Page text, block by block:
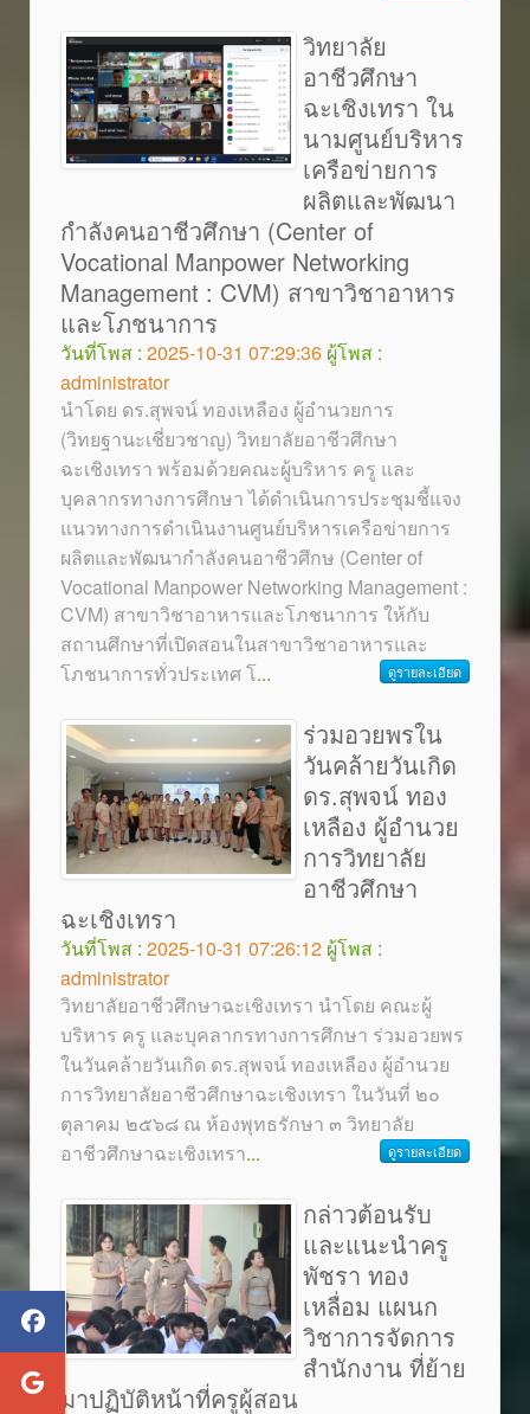
วิทยาลัย
อาชีวศึกษา
ฉะเชิงเทรา ใน
นามศูนย์บริหาร
เครือข่ายการ
ผลิตและพัฒนา
กำลังคนอาชีวศึกษา (Center of
Vocational Manpower Networking
Management : CVM) สาขาวิชาอาหาร
และโภชนาการ
วันที่โพส : 2025-10-31 07:29:36 ผู้โพส :
administrator
นำโดย ดร.สุพจน์ ทองเหลือง ผู้อำนวยการ
(วิทยฐานะเชี่ยวชาญ) วิทยาลัยอาชีวศึกษา
ฉะเชิงเทรา พร้อมด้วยคณะผู้บริหาร ครู และ
บุคลากรทางการศึกษา ได้ดำเนินการประชุมชี้แจง
แนวทางการดำเนินงานศูนย์บริหารเครือข่ายการ
ผลิตและพัฒนากำลังคนอาชีวศึกษ (Center of
Vocational Manpower Networking Management :
CVM) สาขาวิชาอาหารและโภชนาการ ให้กับ
สถานศึกษาที่เปิดสอนในสาขาวิชาอาหารและ
โภชนาการทั่วประเทศ โ... ดูรายละเอียด
ร่วมอวยพรใน
วันคล้ายวันเกิด
ดร.สุพจน์ ทอง
เหลือง ผู้อำนวย
การวิทยาลัย
อาชีวศึกษา
ฉะเชิงเทรา
วันที่โพส : 2025-10-31 07:26:12 ผู้โพส :
administrator
วิทยาลัยอาชีวศึกษาฉะเชิงเทรา นำโดย คณะผู้
บริหาร ครู และบุคลากรทางการศึกษา ร่วมอวยพร
ในวันคล้ายวันเกิด ดร.สุพจน์ ทองเหลือง ผู้อำนวย
การวิทยาลัยอาชีวศึกษาฉะเชิงเทรา ในวันที่ ๒๐
ตุลาคม ๒๕๖๘ ณ ห้องพุทธรักษา ๓ วิทยาลัย
อาชีวศึกษาฉะเชิงเทรา... ดูรายละเอียด
กล่าวต้อนรับ
และแนะนำครู
พัชรา ทอง
เหลื่อม แผนก
วิชาการจัดการ
สำนักงาน ที่ย้าย
มาปฏิบัติหน้าที่ครูผู้สอน